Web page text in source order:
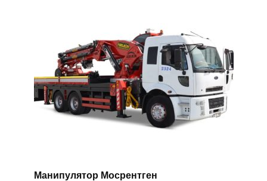
Манипулятор Мосрентген